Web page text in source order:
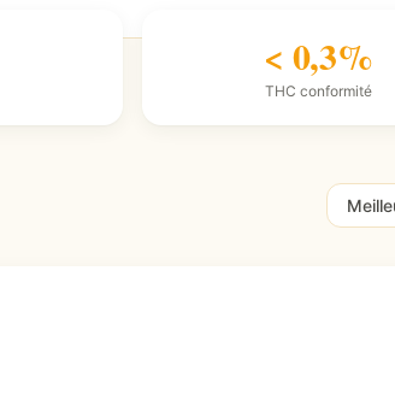
< 0,3%
THC conformité